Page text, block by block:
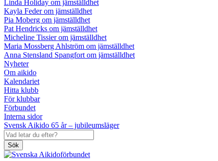
Linda Holiday om jämställdhet
Kayla Feder om jämställdhet
Pia Moberg om jämställdhet
Pat Hendricks om jämställdhet
Micheline Tissier om jämställdhet
Maria Mossberg Ahlström om jämställdhet
Anna Stensland Spangfort om jämställdhet
Nyheter
Om aikido
Kalendariet
Hitta klubb
För klubbar
Förbundet
Interna sidor
Svensk Aikido 65 år – jubileumsläger
Sök